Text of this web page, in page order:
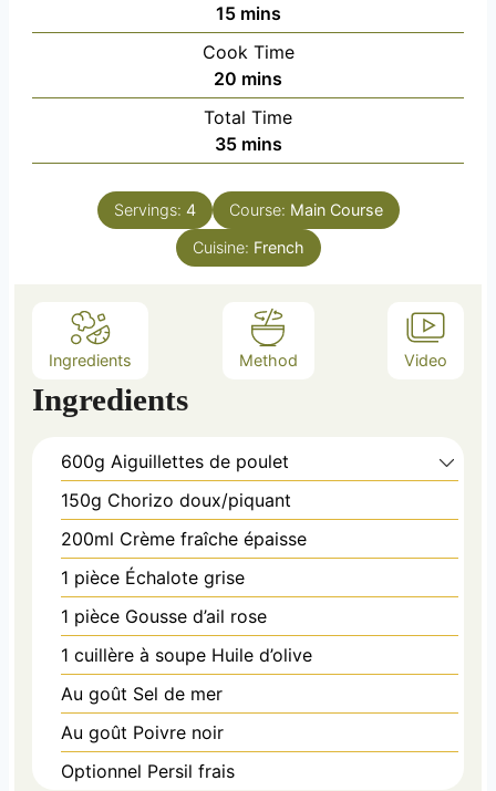
15m
i
n
u
t
e
s
mins
Cook Time
20 m
i
n
u
e
mins
Total Time
35m
i
n
u
t
mins
Servings: 4 Course: Main Course
Cuisine: French
Ingredients Method Video
Ingredients
600g Aiguillettes de poulet
150g Chorizo doux/piquant
200ml Crème fraîche épaisse
1 pièce Échalote grise
1 pièce Gousse d’ail rose
1 cuillère à soupe Huile d’olive
Au goût Sel de mer
Au goût Poivre noir
Optionnel Persil frais